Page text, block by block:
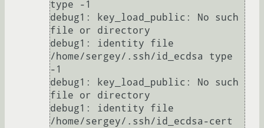
type -1
debug1: key_load_public: No such
file or directory
debug1: identity file
/home/sergey/.ssh/id_ecdsa type
-1
debug1: key_load_public: No such
file or directory
debug1: identity file
/home/sergey/.ssh/id_ecdsa-cert